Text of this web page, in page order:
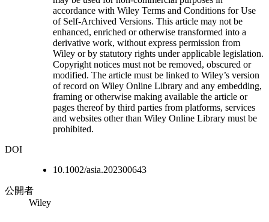
accordance with Wiley Terms and Conditions for Use
of Self-Archived Versions. This article may not be
enhanced, enriched or otherwise transformed into a
derivative work, without express permission from
Wiley or by statutory rights under applicable legislation.
Copyright notices must not be removed, obscured or
modified. The article must be linked to Wiley’s version
of record on Wiley Online Library and any embedding,
framing or otherwise making available the article or
pages thereof by third parties from platforms, services
and websites other than Wiley Online Library must be
prohibited.
DOI
10.1002/asia.202300643
公開者
Wiley